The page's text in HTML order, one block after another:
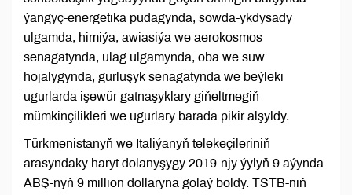
ýangyç-energetika pudagynda, söwda-ykdysady
ulgamda, himiýa, awiasiýa we aerokosmos
senagatynda, ulag ulgamynda, oba we suw
hojalygynda, gurluşyk senagatynda we beýleki
ugurlarda işewür gatnaşyklary giňeltmegiň
mümkinçilikleri we ugurlary barada pikir alşyldy.
Türkmenistanyň we Italiýanyň telekeçileriniň
arasyndaky haryt dolanyşygy 2019-njy ýylyň 9 aýynda
ABŞ-nyň 9 million dollaryna golaý boldy. TSTB-niň